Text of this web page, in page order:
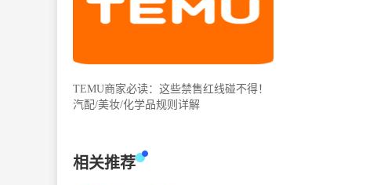
TEMU商家必读：这些禁售红线碰不得！
汽配/美妆/化学品规则详解
相关推荐